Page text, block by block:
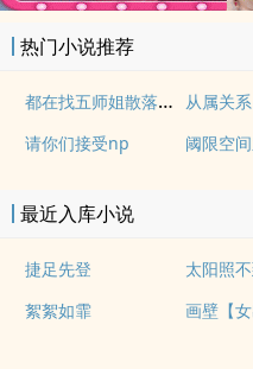
热门小说推荐
都在找五师姐散落的法宝 从属关系
请你们接受np
最近入库小说
捷足先登
絮絮如霏